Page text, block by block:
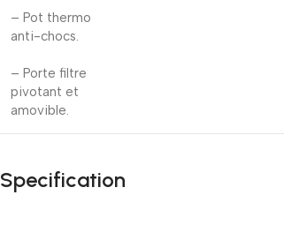
– Pot thermo
anti-chocs.
– Porte filtre
pivotant et
amovible.
Specification